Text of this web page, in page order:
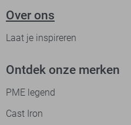
Over ons
Laat je inspireren
Ontdek onze merken
PME legend
Cast Iron